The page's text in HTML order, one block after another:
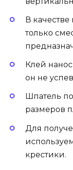
В
только
Клей
он не
Шпатель
размеров
Для
крестики.